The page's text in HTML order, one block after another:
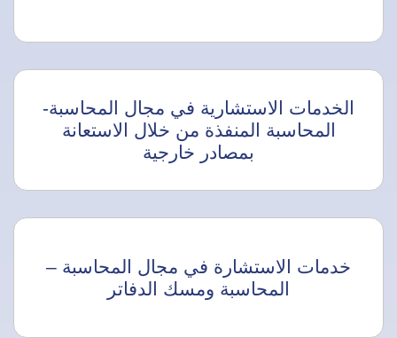
الخدمات الاستشارية في مجال المحاسبة-
المحاسبة المنفذة من خلال الاستعانة
بمصادر خارجية
خدمات الاستشارة في مجال المحاسبة –
المحاسبة ومسك الدفاتر